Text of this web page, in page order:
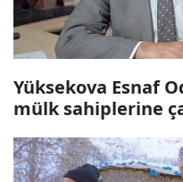
Yüksekova Esnaf
mülk sahiplerine